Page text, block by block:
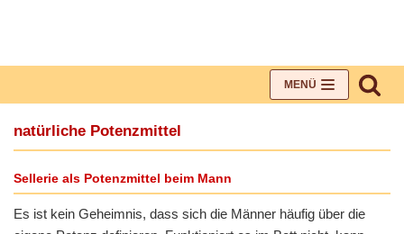
Inhalt
MENÜ
natürliche Potenzmittel
Sellerie als Potenzmittel beim Mann
Es ist kein Geheimnis, dass sich die Männer häufig über die